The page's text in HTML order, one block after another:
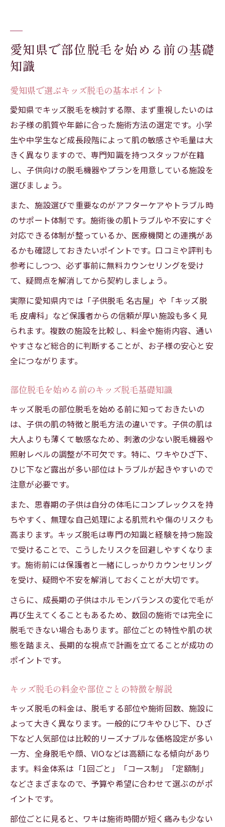
愛知県で部位脱毛を始める前の基礎
知識
愛知県で選ぶキッズ脱毛の基本ポイント
愛知県でキッズ脱毛を検討する際、まず重視したいのは
お子様の肌質や年齢に合った施術方法の選定です。小学
生や中学生など成長段階によって肌の敏感さや毛量は大
きく異なりますので、専門知識を持つスタッフが在籍
し、子供向けの脱毛機器やプランを用意している施設を
選びましょう。
また、施設選びで重要なのがアフターケアやトラブル時
のサポート体制です。施術後の肌トラブルや不安にすぐ
対応できる体制が整っているか、医療機関との連携があ
るかも確認しておきたいポイントです。口コミや評判も
参考にしつつ、必ず事前に無料カウンセリングを受け
て、疑問点を解消してから契約しましょう。
実際に愛知県内では「子供脱毛 名古屋」や「キッズ脱
毛 皮膚科」など保護者からの信頼が厚い施設も多く見
られます。複数の施設を比較し、料金や施術内容、通い
やすさなど総合的に判断することが、お子様の安心と安
全につながります。
部位脱毛を始める前のキッズ脱毛基礎知識
キッズ脱毛の部位脱毛を始める前に知っておきたいの
は、子供の肌の特徴と脱毛方法の違いです。子供の肌は
大人よりも薄くて敏感なため、刺激の少ない脱毛機器や
照射レベルの調整が不可欠です。特に、ワキやひざ下、
ひじ下など露出が多い部位はトラブルが起きやすいので
注意が必要です。
また、思春期の子供は自分の体毛にコンプレックスを持
ちやすく、無理な自己処理による肌荒れや傷のリスクも
高まります。キッズ脱毛は専門の知識と経験を持つ施設
で受けることで、こうしたリスクを回避しやすくなりま
す。施術前には保護者と一緒にしっかりカウンセリング
を受け、疑問や不安を解消しておくことが大切です。
さらに、成長期の子供はホルモンバランスの変化で毛が
再び生えてくることもあるため、数回の施術では完全に
脱毛できない場合もあります。部位ごとの特性や肌の状
態を踏まえ、長期的な視点で計画を立てることが成功の
ポイントです。
キッズ脱毛の料金や部位ごとの特徴を解説
キッズ脱毛の料金は、脱毛する部位や施術回数、施設に
よって大きく異なります。一般的にワキやひじ下、ひざ
下など人気部位は比較的リーズナブルな価格設定が多い
一方、全身脱毛や顔、VIOなどは高額になる傾向があり
ます。料金体系は「1回ごと」「コース制」「定額制」
などさまざまなので、予算や希望に合わせて選ぶのがポ
イントです。
部位ごとに見ると、ワキは施術時間が短く痛みも少ない